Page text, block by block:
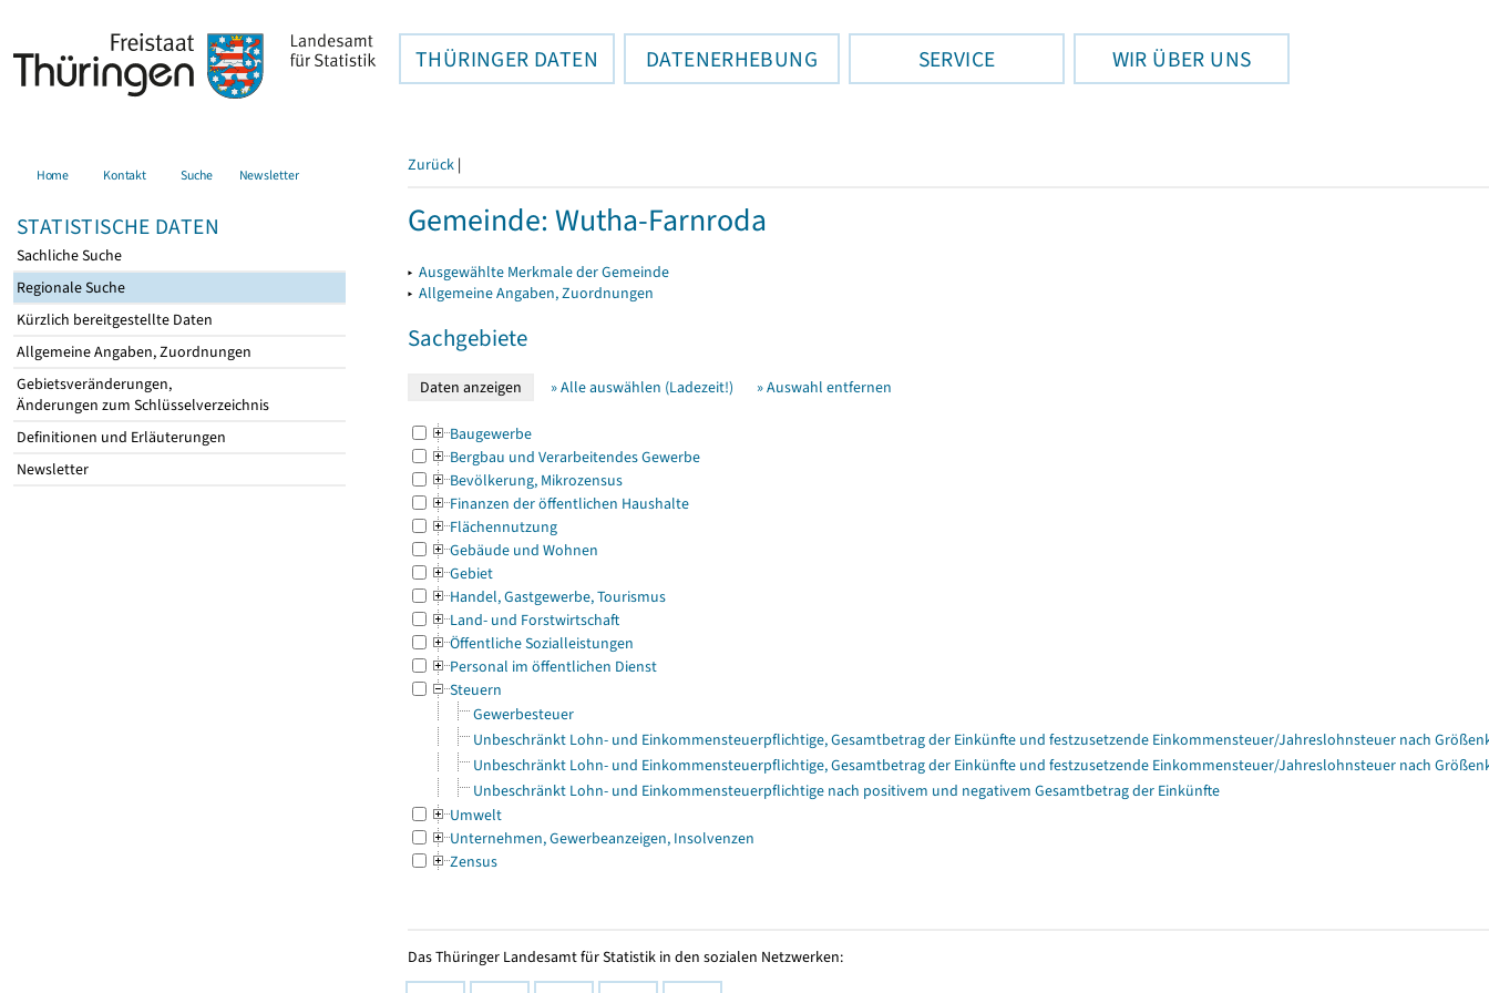
THÜRINGER DATEN DATENERHEBUNG SERVICE WIR ÜBER UNS
Home Kontakt Suche Newsletter
STATISTISCHE DATEN
Sachliche Suche
Regionale Suche
Kürzlich bereitgestellte Daten
Allgemeine Angaben, Zuordnungen
Gebietsveränderungen,
Änderungen zum Schlüsselverzeichnis
Definitionen und Erläuterungen
Newsletter
Zurück |
Gemeinde: Wutha-Farnroda
▸ Ausgewählte Merkmale der Gemeinde
▸ Allgemeine Angaben, Zuordnungen
Sachgebiete
» Alle auswählen (Ladezeit!) » Auswahl entfernen
Baugewerbe
Bergbau und Verarbeitendes Gewerbe
Bevölkerung, Mikrozensus
Finanzen der öffentlichen Haushalte
Flächennutzung
Gebäude und Wohnen
Gebiet
Handel, Gastgewerbe, Tourismus
Land- und Forstwirtschaft
Öffentliche Sozialleistungen
Personal im öffentlichen Dienst
Steuern
Gewerbesteuer
Unbeschränkt Lohn- und Einkommensteuerpflichtige, Gesamtbetrag der Einkünfte und festzusetzende Einkommensteuer/Jahreslohnsteuer nach
Unbeschränkt Lohn- und Einkommensteuerpflichtige, Gesamtbetrag der Einkünfte und festzusetzende Einkommensteuer/Jahreslohnsteuer nach
Unbeschränkt Lohn- und Einkommensteuerpflichtige nach positivem und negativem Gesamtbetrag der Einkünfte
Umwelt
Unternehmen, Gewerbeanzeigen, Insolvenzen
Zensus
Das Thüringer Landesamt für Statistik in den sozialen Netzwerken: